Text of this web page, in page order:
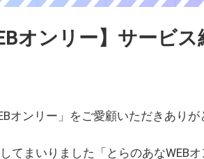
オンリー】サービ
オンリー」をご愛顧いただきありが
てまいりました「とらのあなWEB